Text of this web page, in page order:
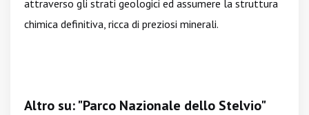
attraverso gli strati geologici ed assumere la struttura
chimica definitiva, ricca di preziosi minerali.
Altro su: "Parco Nazionale dello Stelvio"